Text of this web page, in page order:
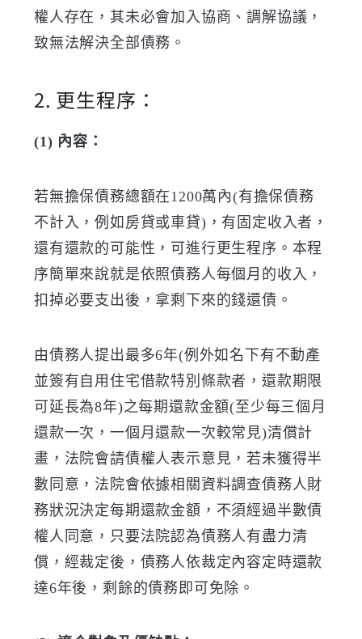
權人存在，其未必會加入協商、調解協議，
致無法解決全部債務。
2. 更生程序：
(1) 內容：
若無擔保債務總額在1200萬內(有擔保債務
不計入，例如房貸或車貸)，有固定收入者，
還有還款的可能性，可進行更生程序。本程
序簡單來說就是依照債務人每個月的收入，
扣掉必要支出後，拿剩下來的錢還債。
由債務人提出最多6年(例外如名下有不動產
並簽有自用住宅借款特別條款者，還款期限
可延長為8年)之每期還款金額(至少每三個月
還款一次，一個月還款一次較常見)清償計
畫，法院會請債權人表示意見，若未獲得半
數同意，法院會依據相關資料調查債務人財
務狀況決定每期還款金額，不須經過半數債
權人同意，只要法院認為債務人有盡力清
償，經裁定後，債務人依裁定內容定時還款
達6年後，剩餘的債務即可免除。